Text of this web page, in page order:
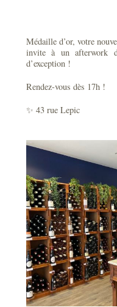
Médaille d’or, votre
invite à un afterwork
d’exception !
Rendez-vous dès 17h !
✨ 43 rue Lepic